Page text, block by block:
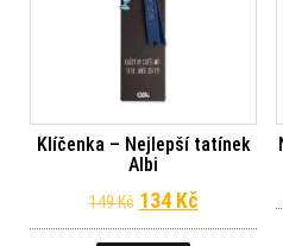
Klíčenka – Nejlepší tatínek
Albi
149Kč Původní cena
134 KčAktuální